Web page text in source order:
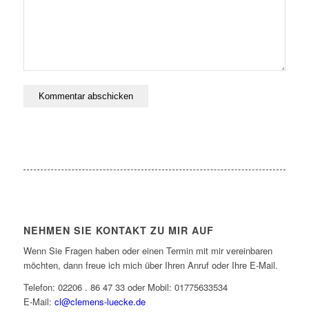
NEHMEN SIE KONTAKT ZU MIR AUF
Wenn Sie Fragen haben oder einen Termin mit mir vereinbaren
möchten, dann freue ich mich über Ihren Anruf oder Ihre E-Mail.
Telefon: 02206 . 86 47 33 oder Mobil: 01775633534
E-Mail: cl@clemens-luecke.de